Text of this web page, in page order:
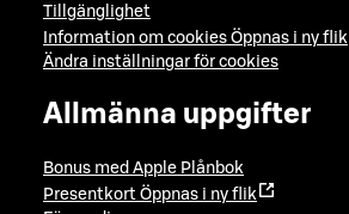
Tillgänglighet
Information om cookies Öppnas i ny flik
Ändra inställningar för cookies
Allmänna uppgifter
Bonus med Apple Plånbok
Presentkort Öppnas i ny flik